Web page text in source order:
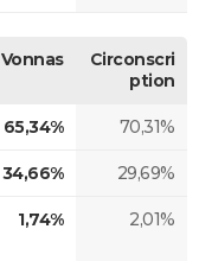
Vonnas
Circonscri
ption
65,34% 70,31%
34,66% 29,69%
1,74% 2,01%